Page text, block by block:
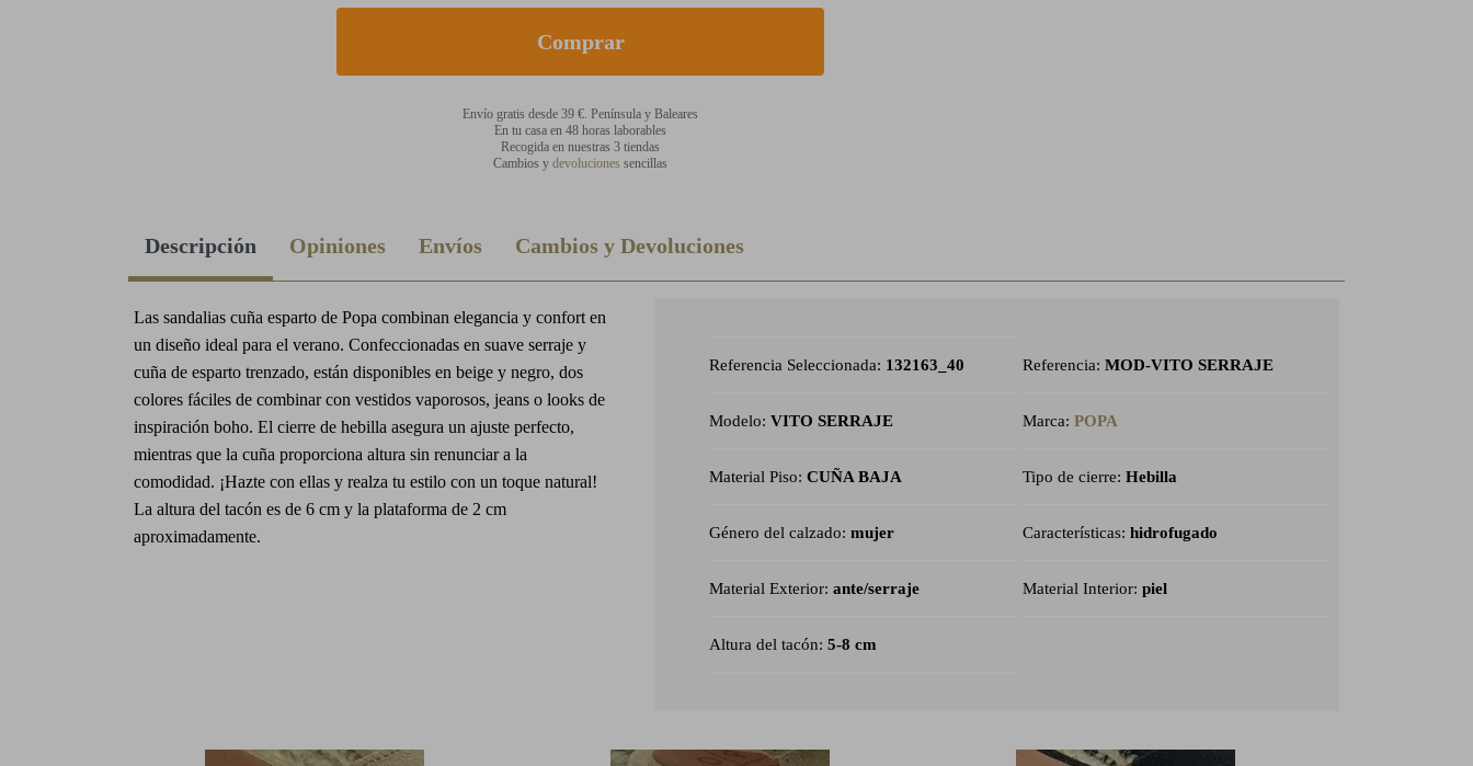
Envío gratis desde 39 €. Península y Baleares
En tu casa en 48 horas laborables
Recogida en nuestras 3 tiendas
Cambios y devoluciones sencillas
Descripción Opiniones Envíos Cambios y Devoluciones
Referencia Seleccionada: 132163_40 Referencia: MOD-VITO SERRAJE
Modelo: VITO SERRAJE Marca: POPA
Material Piso: CUÑA BAJA Tipo de cierre: Hebilla
Género del calzado: mujer Características: hidrofugado
Material Exterior: ante/serraje Material Interior: piel
Altura del tacón: 5-8 cm
Las sandalias cuña esparto de Popa combinan elegancia y confort en
un diseño ideal para el verano. Confeccionadas en suave serraje y
cuña de esparto trenzado, están disponibles en beige y negro, dos
colores fáciles de combinar con vestidos vaporosos, jeans o looks de
inspiración boho. El cierre de hebilla asegura un ajuste perfecto,
mientras que la cuña proporciona altura sin renunciar a la
comodidad. ¡Hazte con ellas y realza tu estilo con un toque natural!
La altura del tacón es de 6 cm y la plataforma de 2 cm
aproximadamente.